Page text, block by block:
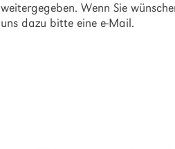
weitergegeben. Wenn Sie
uns dazu bitte eine e-Mail.